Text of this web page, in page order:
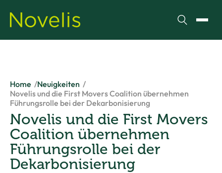
Suchen
Home
Neuigkeiten
Novelis und die First Movers Coalition übernehmen
Führungsrolle bei der Dekarbonisierung
Novelis und die First Movers
Coalition übernehmen
Führungsrolle bei der
Dekarbonisierung